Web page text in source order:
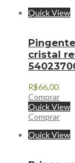
Quick View
cristal
R$66,00
Comprar
Quick View
Comprar
Quick View